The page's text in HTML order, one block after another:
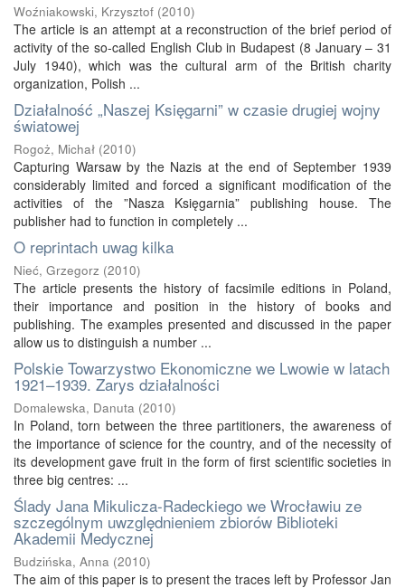
Woźniakowski, Krzysztof (2010)
The article is an attempt at a reconstruction of the brief period of
activity of the so-called English Club in Budapest (8 January – 31
July 1940), which was the cultural arm of the British charity
organization, Polish ...
Działalność „Naszej Księgarni” w czasie drugiej wojny
światowej
Rogoż, Michał (2010)
Capturing Warsaw by the Nazis at the end of September 1939
considerably limited and forced a significant modification of the
activities of the ”Nasza Księgarnia” publishing house. The
publisher had to function in completely ...
O reprintach uwag kilka
Nieć, Grzegorz (2010)
The article presents the history of facsimile editions in Poland,
their importance and position in the history of books and
publishing. The examples presented and discussed in the paper
allow us to distinguish a number ...
Polskie Towarzystwo Ekonomiczne we Lwowie w latach
1921–1939. Zarys działalności
Domalewska, Danuta (2010)
In Poland, torn between the three partitioners, the awareness of
the importance of science for the country, and of the necessity of
its development gave fruit in the form of first scientific societies in
three big centres: ...
Ślady Jana Mikulicza-Radeckiego we Wrocławiu ze
szczególnym uwzględnieniem zbiorów Biblioteki
Akademii Medycznej
Budzińska, Anna (2010)
The aim of this paper is to present the traces left by Professor Jan